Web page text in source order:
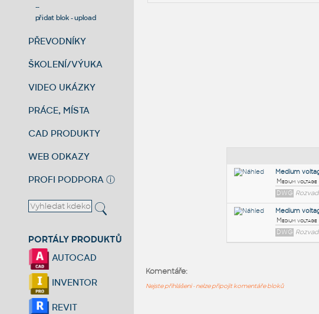
--
přidat blok - upload
PŘEVODNÍKY
ŠKOLENÍ/VÝUKA
VIDEO UKÁZKY
PRÁCE, MÍSTA
CAD PRODUKTY
WEB ODKAZY
PROFI PODPORA ⓘ
PORTÁLY PRODUKTŮ
AUTOCAD
INVENTOR
REVIT
Komentáře:
Nejste přihlášeni - nelze připojit komentáře bloků